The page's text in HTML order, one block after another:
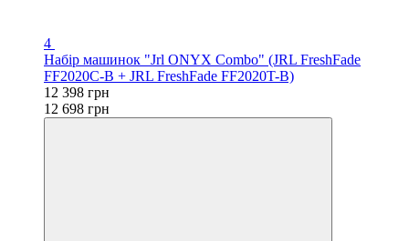
4
Набір машинок "Jrl ONYX Combo" (JRL FreshFade
FF2020C-B + JRL FreshFade FF2020T-B)
12 398 грн
12 698 грн